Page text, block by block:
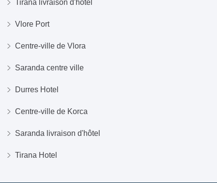
Tirana livraison d'hôtel
Vlore Port
Centre-ville de Vlora
Saranda centre ville
Durres Hotel
Centre-ville de Korca
Saranda livraison d'hôtel
Tirana Hotel